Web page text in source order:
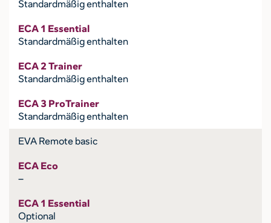
Standardmäßig enthalten
ECA 1 Essential
Standardmäßig enthalten
ECA 2 Trainer
Standardmäßig enthalten
ECA 3 ProTrainer
Standardmäßig enthalten
EVA Remote basic
ECA Eco
–
ECA 1 Essential
Optional